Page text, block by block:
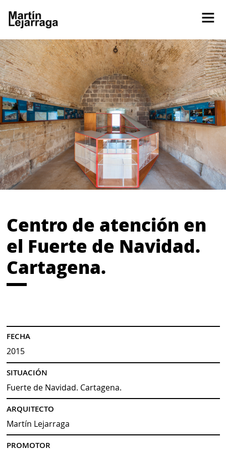
Centro de atención en
el Fuerte de Navidad.
Cartagena.
FECHA
2015
SITUACIÓN
Fuerte de Navidad. Cartagena.
ARQUITECTO
Martín Lejarraga
PROMOTOR